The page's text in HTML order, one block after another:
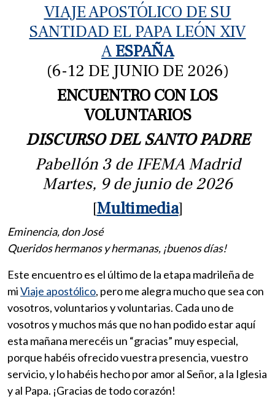
VIAJE APOSTÓLICO DE SU
SANTIDAD EL PAPA LEÓN XIV
AESPAÑA
(6-12 DE JUNIO DE 2026)
ENCUENTRO CON LOS
VOLUNTARIOS
DISCURSO DEL SANTO PADRE
Pabellón 3 de IFEMA Madrid
Martes, 9 de junio de 2026
[Multimedia]
Eminencia, don José
Queridos hermanos y hermanas, ¡buenos días!
Este encuentro es el último de la etapa madrileña de
miViaje apostólico, pero me alegra mucho que sea con
vosotros, voluntarios y voluntarias. Cada uno de
vosotros y muchos más que no han podido estar aquí
esta mañana merecéis un “gracias” muy especial,
porque habéis ofrecido vuestra presencia, vuestro
servicio, y lo habéis hecho por amor al Señor, a la Iglesia
y al Papa. ¡Gracias de todo corazón!